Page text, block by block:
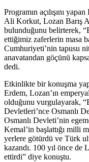
Programın açılışını
Ali Korkut, Lozan Barış
bulunduğunu belirterek,
ettiğimiz zaferlerin masa
Cumhuriyeti’nin tapusu
anavatandan göçünü
dedi.
Etkinlikte bir konuşma
Erdem, Lozan’ın
olduğunu vurgulayarak,
Devletleri’nce Osmanlı
Osmanlı Devleti’nin
Kemal’in başlattığı milli
yerlere götürdü ve Türk
kazandı. 100 yıl önce de
ettirdi” diye konuştu.